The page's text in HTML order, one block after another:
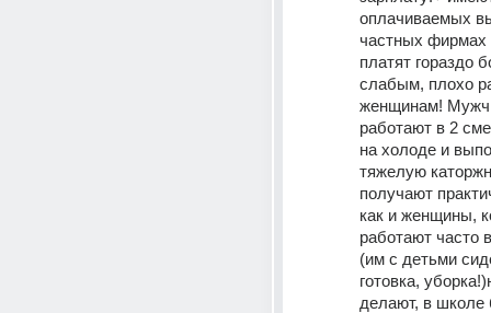
оплачиваемых
частных
платят гораздо
слабым, плохо
женщинам!
работают в 2
на холоде и
тяжелую
получают
как и женщины,
работают часто
(им с детьми
готовка,
делают, в школе